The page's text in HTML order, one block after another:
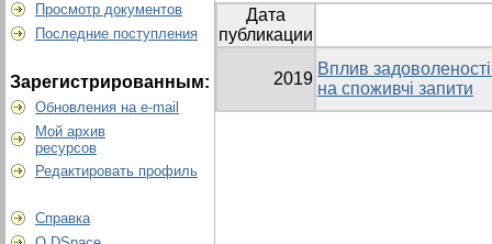
Просмотр документов
Последние поступления
Зарегистрированным:
Обновления на e-mail
Мой архив
ресурсов
Редактировать профиль
Справка
Дата
публикации
2019
Вплив
на споживчі запити